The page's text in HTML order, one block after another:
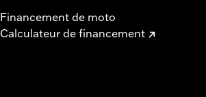
Financement de moto
Calculateur de financement